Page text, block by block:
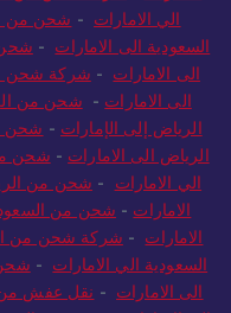
الي الامارات - شحن من
السعودية الى الامارات - شحن
الى الامارات - شركة شحن
الى الامارات - شحن من
الرياض إلى الإمارات - شحن
الرياض الى الامارات - شحن
الي الامارات - شحن من
الامارات - شحن من
الامارات - شركة شحن من
السعودية الي الامارات -
الى الامارات - نقل عفش من